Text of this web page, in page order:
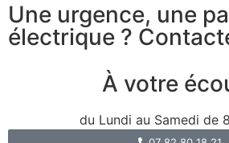
Une urgence, une
électrique ?
À votre
du Lundi au Samedi de